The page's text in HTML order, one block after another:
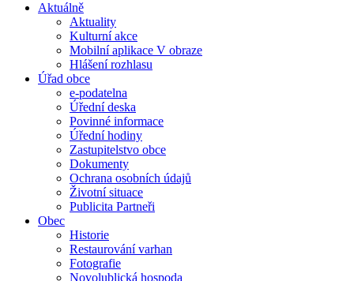
Aktuálně
Aktuality
Kulturní akce
Mobilní aplikace V obraze
Hlášení rozhlasu
Úřad obce
e-podatelna
Úřední deska
Povinné informace
Úřední hodiny
Zastupitelstvo obce
Dokumenty
Ochrana osobních údajů
Životní situace
Publicita Partneři
Obec
Historie
Restaurování varhan
Fotografie
Novolublická hospoda